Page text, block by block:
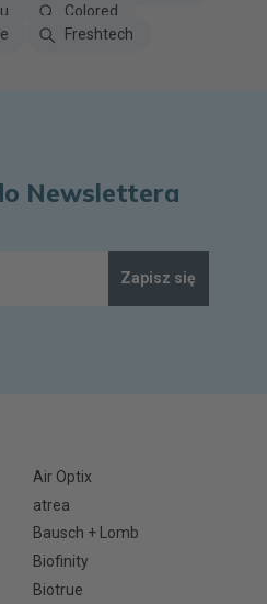
Colored
Freshtech
Newslettera
Zapisz się
Air Optix
atrea
Bausch + Lomb
Biofinity
Biotrue